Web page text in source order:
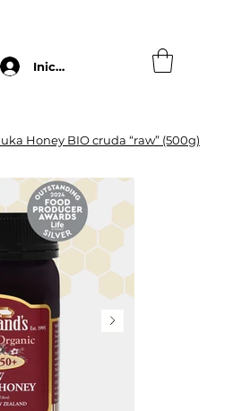
Iniciar Sesión
Honey BIO cruda “raw” (500g)